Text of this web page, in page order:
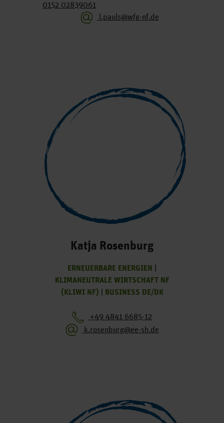
0152 02839061
l.pauls@wfg-nf.de
Katja Rosenburg
ERNEUERBARE ENERGIEN |
KLIMANEUTRALE WIRTSCHAFT NF
(KLIWI NF) | BUSINESS DE/DK
+49 4841 6685-12
k.rosenburg@ee-sh.de